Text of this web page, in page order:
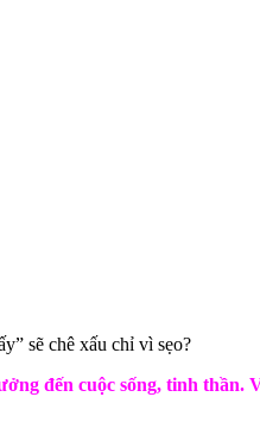
sẽ chê xấu chỉ vì sẹo?
đến cuộc sống, tinh thần.